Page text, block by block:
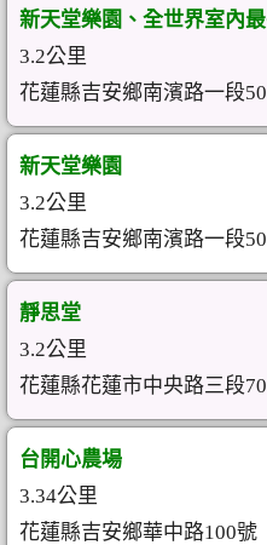
新天堂樂園、全世界室內
3.2公里
花蓮縣吉安鄉南濱路一段
新天堂樂園
3.2公里
花蓮縣吉安鄉南濱路一段
靜思堂
3.2公里
花蓮縣花蓮市中央路三段
台開心農場
3.34公里
花蓮縣吉安鄉華中路100號